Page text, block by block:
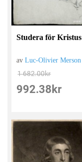
Studera för Kristus
avLuc-Olivier Merson
1 682.00kr
992.38 kr